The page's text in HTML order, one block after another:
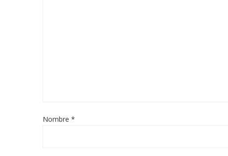
Nombre *